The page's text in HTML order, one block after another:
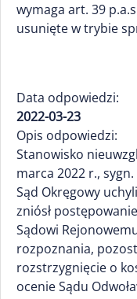
wymaga art. 39
usunięte w trybie
Data odpowiedzi:
2022-03-23
Opis odpowiedzi:
Stanowisko
marca 2022 r.,
Sąd Okręgowy
zniósł
Sądowi
rozpoznania,
rozstrzygnięcie o
ocenie Sądu